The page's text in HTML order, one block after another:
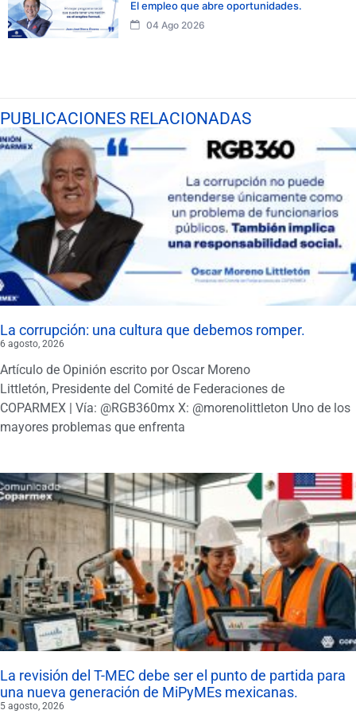
El empleo que abre oportunidades.
04 Ago 2026
PUBLICACIONES RELACIONADAS
La corrupción: una cultura que debemos romper.
6 agosto, 2026
Artículo de Opinión escrito por Oscar Moreno
Littletón, Presidente del Comité de Federaciones de
COPARMEX | Vía: @RGB360mx X: @morenolittleton Uno de los
mayores problemas que enfrenta
La revisión del T-MEC debe ser el punto de partida para
una nueva generación de MiPyMEs mexicanas.
5 agosto, 2026